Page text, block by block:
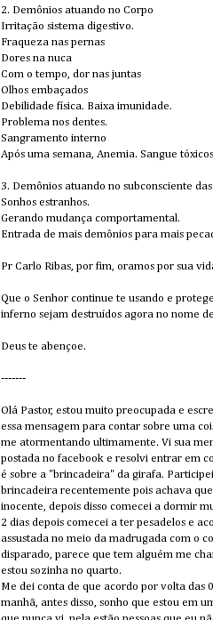
2. Demônios atuando no Corpo
Irritação sistema digestivo.
Fraqueza nas pernas
Dores na nuca
Com o tempo, dor nas juntas
Olhos embaçados
Debilidade física. Baixa imunidade.
Problema nos dentes.
Sangramento interno
Após uma semana, Anemia. Sangue tóxicos
3. Demônios atuando no subconsciente das
Sonhos estranhos.
Gerando mudança comportamental.
Entrada de mais demônios para mais
Pr Carlo Ribas, por fim, oramos por sua
Que o Senhor continue te usando e
inferno sejam destruídos agora no nome de
Deus te abençoe.
-------
Olá Pastor, estou muito preocupada e
essa mensagem para contar sobre uma
me atormentando ultimamente. Vi sua
postada no facebook e resolvi entrar em
é sobre a "brincadeira" da girafa.
brincadeira recentemente pois achava
inocente, depois disso comecei a dormir
2 dias depois comecei a ter pesadelos e
assustada no meio da madrugada com o
disparado, parece que tem alguém me
estou sozinha no quarto.
Me dei conta de que acordo por volta das
manhã, antes disso, sonho que estou em